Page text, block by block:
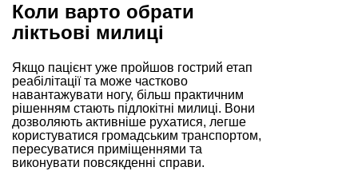
Коли варто обрати
ліктьові милиці
Якщо пацієнт уже пройшов гострий етап
реабілітації та може частково
навантажувати ногу, більш практичним
рішенням стають підлокітні милиці. Вони
дозволяють активніше рухатися, легше
користуватися громадським транспортом,
пересуватися приміщеннями та
виконувати повсякденні справи.